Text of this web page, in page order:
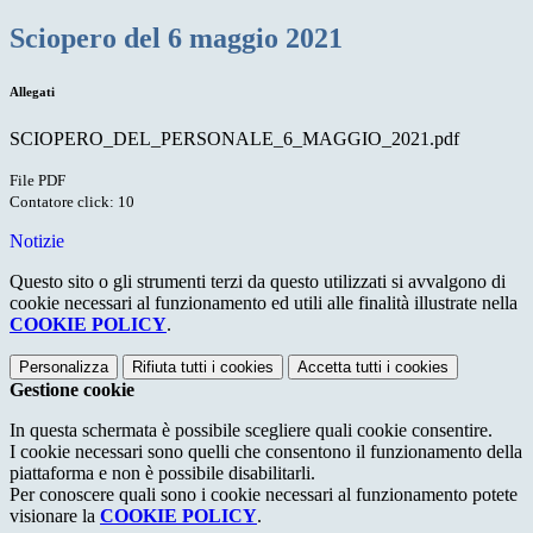
Sciopero del 6 maggio 2021
Allegati
SCIOPERO_DEL_PERSONALE_6_MAGGIO_2021.pdf
File PDF
Contatore click: 10
Notizie
Questo sito o gli strumenti terzi da questo utilizzati si avvalgono di
cookie necessari al funzionamento ed utili alle finalità illustrate nella
COOKIE POLICY.
Personalizza Rifiuta tutti i cookies Accetta tutti i cookies
Gestione cookie
In questa schermata è possibile scegliere quali cookie consentire.
I cookie necessari sono quelli che consentono il funzionamento della
piattaforma e non è possibile disabilitarli.
Per conoscere quali sono i cookie necessari al funzionamento potete
visionare la COOKIE POLICY.